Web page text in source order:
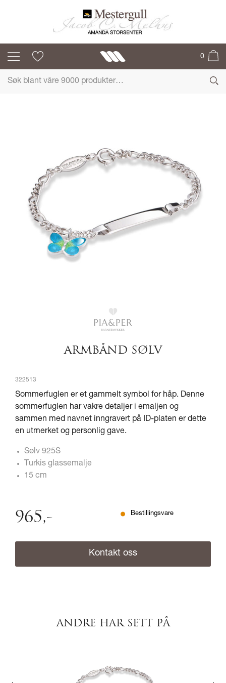
0
ARMBÅND SØLV
322513
Sommerfuglen er et gammelt symbol for håp. Denne
sommerfuglen har vakre detaljer i emaljen og
sammen med navnet inngravert på ID-platen er dette
en utmerket og personlig gave.
Sølv 925S
Turkis glassemalje
15 cm
965,- Bestillingsvare
Kontakt oss
ANDRE HAR SETT PÅ
PIA & PER